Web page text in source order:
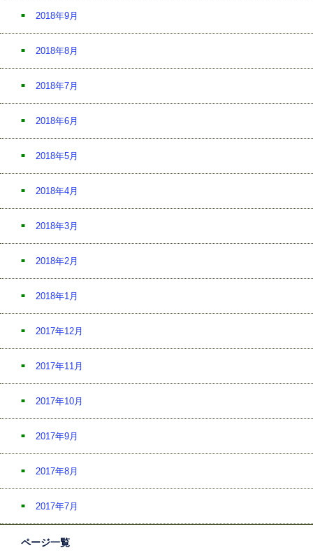
2018年9月
2018年8月
2018年7月
2018年6月
2018年5月
2018年4月
2018年3月
2018年2月
2018年1月
2017年12月
2017年11月
2017年10月
2017年9月
2017年8月
2017年7月
ページ一覧